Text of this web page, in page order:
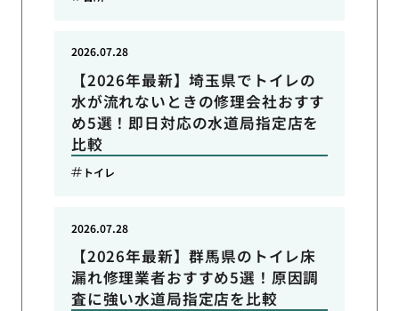
【2026年最新】埼玉県でトイレの
水が流れないときの修理会社おすす
め5選！即日対応の水道局指定店を
比較
2026.07.28
トイレ
【2026年最新】群馬県のトイレ床
漏れ修理業者おすすめ5選！原因調
査に強い水道局指定店を比較
2026.07.28